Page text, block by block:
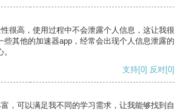
很高，使用过程中不会泄露个人信息，这让我很
些其他的加速器app，经常会出现个人信息泄露的
支持[0] 反对[0]
，可以满足我不同的学习需求，让我能够找到自